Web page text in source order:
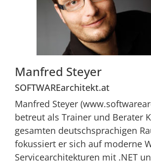
Manfred Steyer
SOFTWAREarchitekt.at
Manfred Steyer
betreut als Trainer und Berater
gesamten deutschsprachigen
fokussiert er sich auf moderne
Servicearchitekturen mit .NET